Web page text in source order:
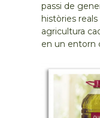
passi de
històries
agricultura
en un entorn